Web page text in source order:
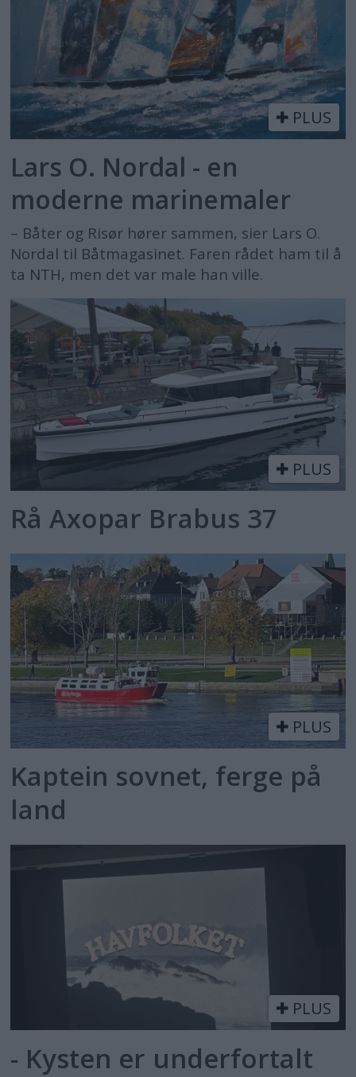
PLUS
Lars O. Nordal - en
moderne marinemaler
– Båter og Risør hører sammen, sier Lars O.
Nordal til Båtmagasinet. Faren rådet ham til å
ta NTH, men det var male han ville.
PLUS
Rå Axopar Brabus 37
PLUS
Kaptein sovnet, ferge på
land
PLUS
- Kysten er underfortalt